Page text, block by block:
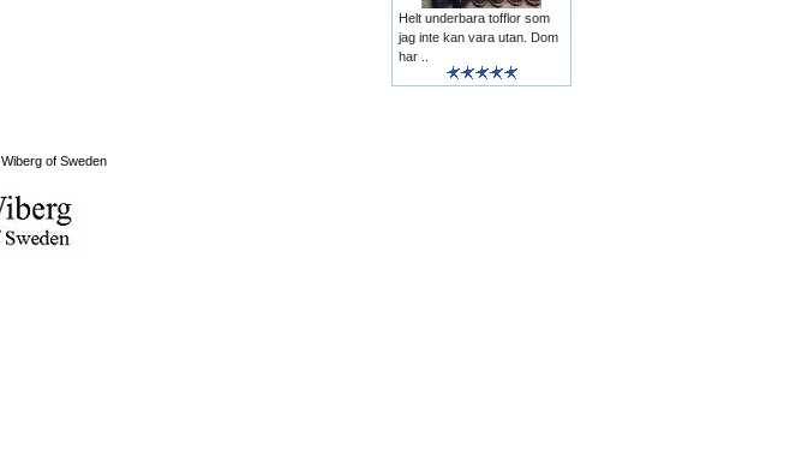
Helt underbara tofflor som
jag inte kan vara utan. Dom
har ..
Wiberg of Sweden